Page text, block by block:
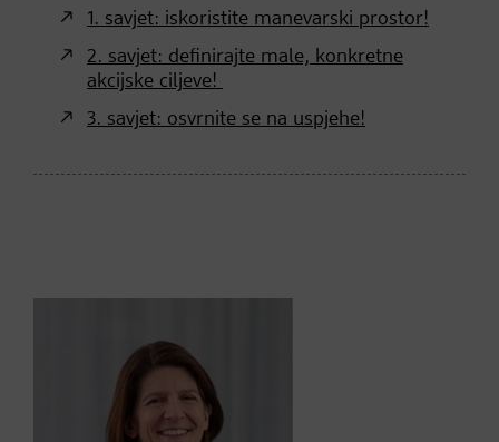
1. savjet: iskoristite manevarski prostor!
2. savjet: definirajte male, konkretne
akcijske ciljeve!
3. savjet: osvrnite se na uspjehe!